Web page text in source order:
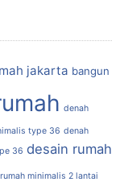
jakarta bangun
denah
type 36 denah
36 desain rumah
minimalis 2 lantai